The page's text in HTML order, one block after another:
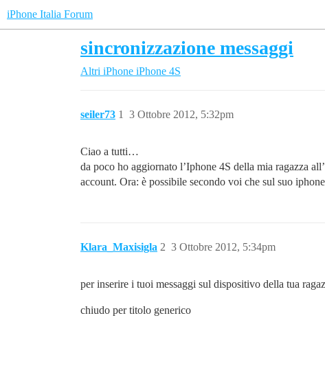
iPhone Italia Forum
sincronizzazione messaggi
Altri iPhone iPhone 4S
seiler73 3 Ottobre 2012, 5:32pm
1
Ciao a tutti…
da poco ho aggiornato l’Iphone 4S della mia ragazza
account. Ora: è possibile secondo voi che sul suo
Klara_Maxisigla 3 Ottobre 2012, 5:34pm
2
per inserire i tuoi messaggi sul dispositivo della tua
chiudo per titolo generico